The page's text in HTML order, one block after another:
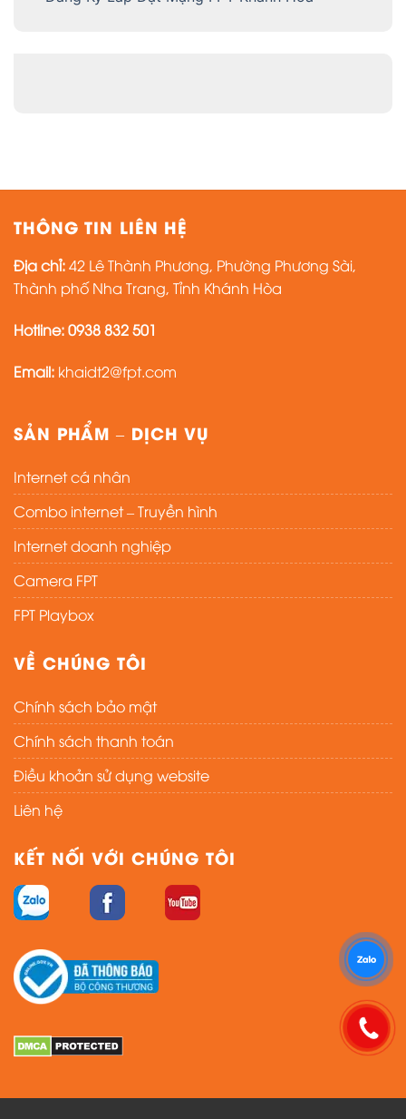
THÔNG TIN LIÊN HỆ
Địa chỉ:42 Lê Thành Phương, Phường Phương Sài,
Thành phố Nha Trang, Tỉnh Khánh Hòa
Hotline:0938 832 501
Email: khaidt2@fpt.com
SẢN PHẨM – DỊCH VỤ
Internet cá nhân
Combo internet – Truyền hình
Internet doanh nghiệp
Camera FPT
FPT Playbox
VỀ CHÚNG TÔI
Chính sách bảo mật
Chính sách thanh toán
Điều khoản sử dụng website
Liên hệ
KẾT NỐI VỚI CHÚNG TÔI